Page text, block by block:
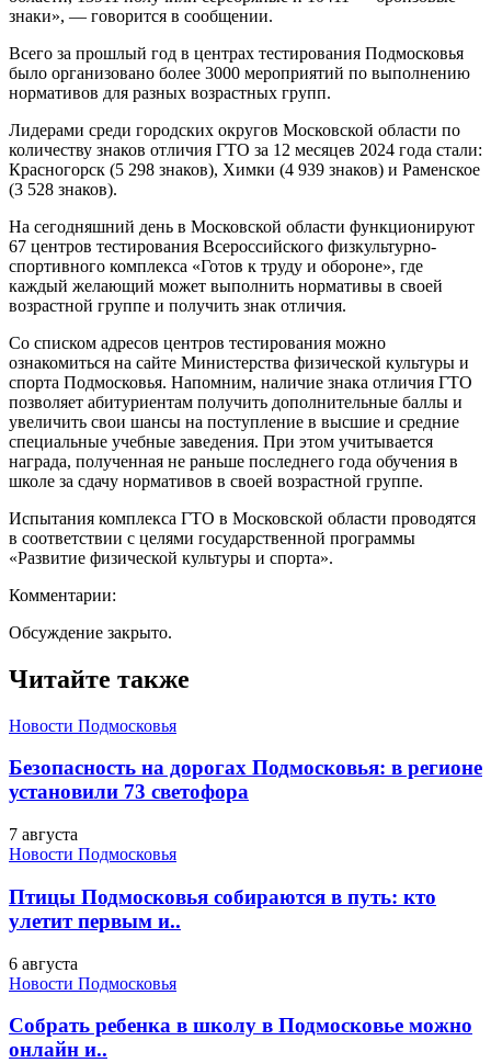
знаки», — говорится в сообщении.
Всего за прошлый год в центрах тестирования Подмосковья
было организовано более 3000 мероприятий по выполнению
нормативов для разных возрастных групп.
Лидерами среди городских округов Московской области по
количеству знаков отличия ГТО за 12 месяцев 2024 года стали:
Красногорск (5 298 знаков), Химки (4 939 знаков) и Раменское
(3 528 знаков).
На сегодняшний день в Московской области функционируют
67 центров тестирования Всероссийского физкультурно-
спортивного комплекса «Готов к труду и обороне», где
каждый желающий может выполнить нормативы в своей
возрастной группе и получить знак отличия.
Со списком адресов центров тестирования можно
ознакомиться на сайте Министерства физической культуры и
спорта Подмосковья. Напомним, наличие знака отличия ГТО
позволяет абитуриентам получить дополнительные баллы и
увеличить свои шансы на поступление в высшие и средние
специальные учебные заведения. При этом учитывается
награда, полученная не раньше последнего года обучения в
школе за сдачу нормативов в своей возрастной группе.
Испытания комплекса ГТО в Московской области проводятся
в соответствии с целями государственной программы
«Развитие физической культуры и спорта».
Комментарии:
Обсуждение закрыто.
Читайте также
Новости Подмосковья
Безопасность на дорогах Подмосковья: в регионе
установили 73 светофора
7 августа
Новости Подмосковья
Птицы Подмосковья собираются в путь: кто
улетит первым и..
6 августа
Новости Подмосковья
Собрать ребенка в школу в Подмосковье можно
онлайн и..